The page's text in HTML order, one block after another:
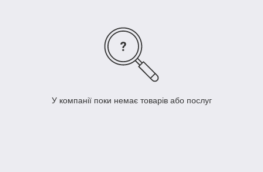
У компанії поки немає товарів або послуг